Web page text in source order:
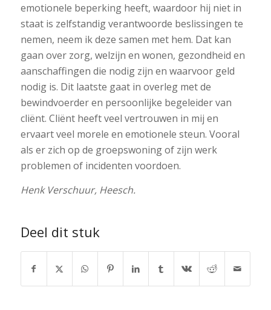
emotionele beperking heeft, waardoor hij niet in
staat is zelfstandig verantwoorde beslissingen te
nemen, neem ik deze samen met hem. Dat kan
gaan over zorg, welzijn en wonen, gezondheid en
aanschaffingen die nodig zijn en waarvoor geld
nodig is. Dit laatste gaat in overleg met de
bewindvoerder en persoonlijke begeleider van
cliënt. Cliënt heeft veel vertrouwen in mij en
ervaart veel morele en emotionele steun. Vooral
als er zich op de groepswoning of zijn werk
problemen of incidenten voordoen.
Henk Verschuur, Heesch.
Deel dit stuk